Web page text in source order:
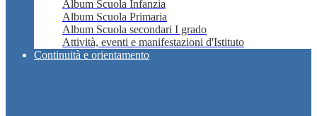
Album Scuola Infanzia
Album Scuola Primaria
Album Scuola secondari I grado
Attività, eventi e manifestazioni d'Istituto
Continuità e orientamento